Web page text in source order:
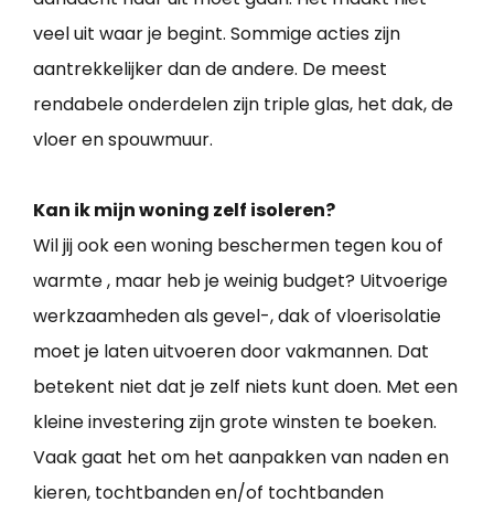
veel uit waar je begint. Sommige acties zijn
aantrekkelijker dan de andere. De meest
rendabele onderdelen zijn triple glas, het dak, de
vloer en spouwmuur.
Kan ik mijn woning zelf isoleren?
Wil jij ook een woning beschermen tegen kou of
warmte , maar heb je weinig budget? Uitvoerige
werkzaamheden als gevel-, dak of vloerisolatie
moet je laten uitvoeren door vakmannen. Dat
betekent niet dat je zelf niets kunt doen. Met een
kleine investering zijn grote winsten te boeken.
Vaak gaat het om het aanpakken van naden en
kieren, tochtbanden en/of tochtbanden